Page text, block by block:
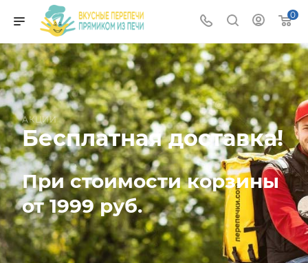
0
АКЦИИ
Бесплатная доставка!
При стоимости корзины
от 1999 руб.